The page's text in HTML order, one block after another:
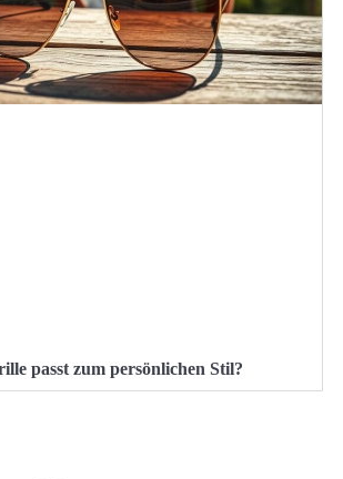
passt zum persönlichen Stil?